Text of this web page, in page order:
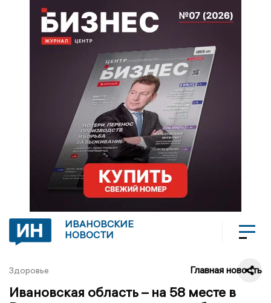
ИВАНОВСКИЕ
НОВОСТИ
Здоровье Главная новость
Ивановская область – на 58 месте в